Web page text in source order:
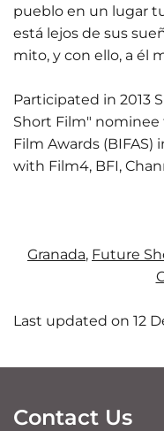
pueblo en un lugar
está lejos de sus
mito, y con ello, a él
Participated in 2013
Short Film"
Film Awards (BIFAS)
with Film4, BFI,
Granada, Future
Last updated on 12
Contact Us